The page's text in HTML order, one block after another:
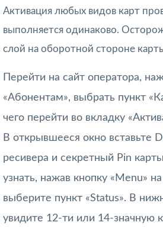
Активация любых видов карт
выполняется одинаково.
слой на оборотной стороне
Перейти на сайт оператора,
«Абонентам», выбрать пункт
чего перейти во вкладку
В открывшееся окно вставьте
ресивера и секретный Pin
узнать, нажав кнопку «Menu»
выберите пункт «Status». В
увидите 12-ти или 14-значную